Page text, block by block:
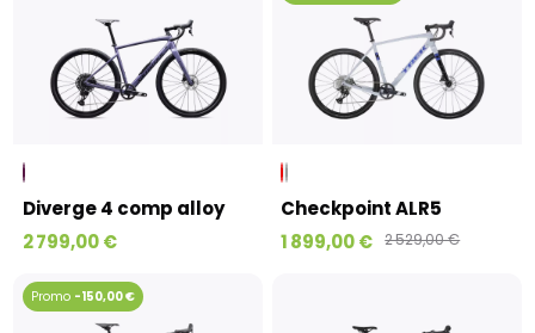
Diverge 4 comp alloy
2 799,00 €
Checkpoint ALR5
1 899,00 €
2 529,00 €
-150,00 €